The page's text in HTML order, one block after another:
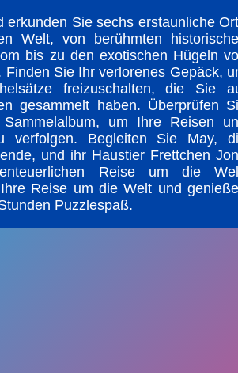
erkunden Sie sechs erstaunliche
Welt, von berühmten
bis zu den exotischen Hügeln
Finden Sie Ihr verlorenes Gepäck,
freizuschalten, die Sie
gesammelt haben. Überprüfen
um Ihre Reisen
verfolgen. Begleiten Sie May,
und ihr Haustier Frettchen
Reise um die
Reise um die Welt und
Puzzlespaß.